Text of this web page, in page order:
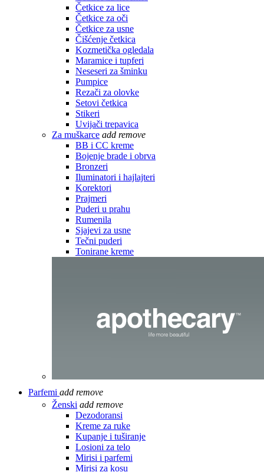
Četkice za lice
Četkice za oči
Četkice za usne
Čišćenje četkica
Kozmetička ogledala
Maramice i tupferi
Neseseri za šminku
Pumpice
Rezači za olovke
Setovi četkica
Stikeri
Uvijači trepavica
Za muškarce add remove
BB i CC kreme
Bojenje brade i obrva
Bronzeri
Iluminatori i hajlajteri
Korektori
Prajmeri
Puderi u prahu
Rumenila
Sjajevi za usne
Tečni puderi
Tonirane kreme
Parfemi add remove
Ženski add remove
Dezodoransi
Kreme za ruke
Kupanje i tuširanje
Losioni za telo
Mirisi i parfemi
Mirisi za kosu